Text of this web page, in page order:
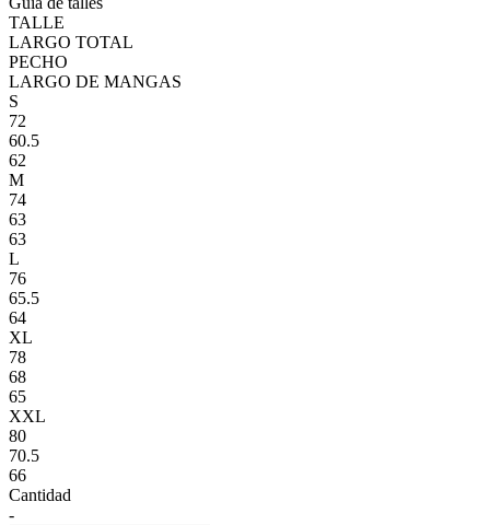
TALLE
LARGO TOTAL
PECHO
LARGO DE MANGAS
S
72
60.5
62
M
74
63
63
L
76
65.5
64
XL
78
68
65
XXL
80
70.5
66
Cantidad
-